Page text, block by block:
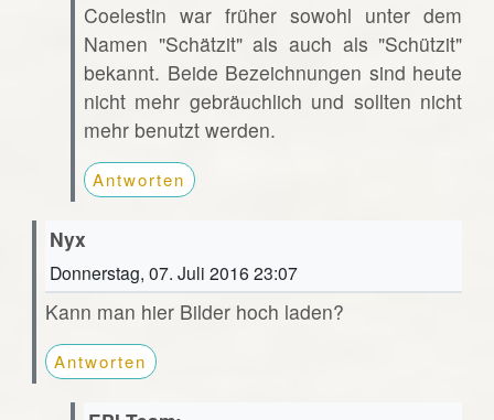
Coelestin war früher sowohl unter dem
Namen "Schätzit" als auch als "Schützit"
bekannt. Beide Bezeichnungen sind heute
nicht mehr gebräuchlich und sollten nicht
mehr benutzt werden.
Antworten
Nyx
Donnerstag, 07. Juli 2016 23:07
Kann man hier Bilder hoch laden?
Antworten